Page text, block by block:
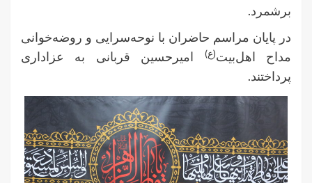
برشمرد.
در پایان مراسم حاضران با نوحه‌سرایی و روضه‌خوانی
مداح اهل‌بیت(ع)
امیرحسین قربانی به عزاداری
پرداختند.